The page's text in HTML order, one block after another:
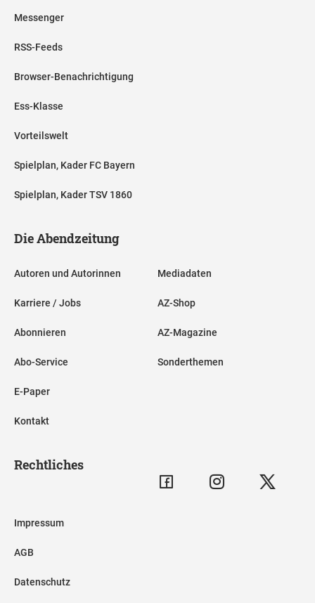
Messenger
RSS-Feeds
Browser-Benachrichtigung
Ess-Klasse
Vorteilswelt
Spielplan, Kader FC Bayern
Spielplan, Kader TSV 1860
Die Abendzeitung
Autoren und Autorinnen
Karriere / Jobs
Abonnieren
Abo-Service
E-Paper
Kontakt
Mediadaten
AZ-Shop
AZ-Magazine
Sonderthemen
Rechtliches
Impressum
AGB
Datenschutz